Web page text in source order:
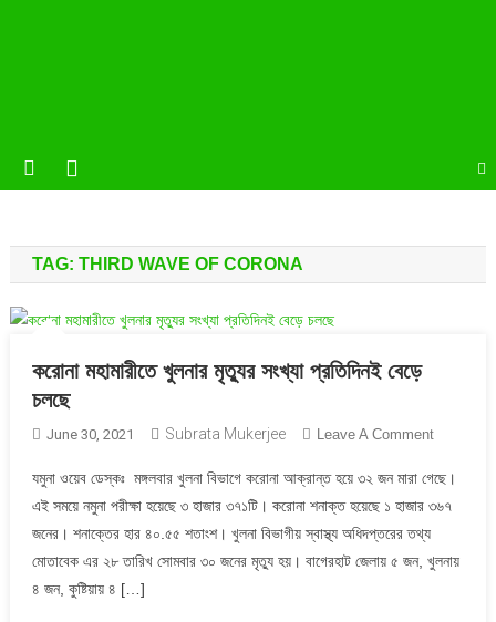
TAG: THIRD WAVE OF CORONA
করোনা মহামারীতে খুলনার মৃত্যুর সংখ্যা প্রতিদিনই বেড়ে
চলছে
June 30, 2021 Subrata Mukerjee Leave A CommentOn
মহামারীতে
খুলনার
সংখ্যা
যমুনা ওয়েব ডেস্কঃ মঙ্গলবার খুলনা বিভাগে করোনা আক্রান্ত হয়ে ৩২ জন মারা গেছে।
এই সময়ে নমুনা পরীক্ষা হয়েছে ৩ হাজার ৩৭১টি। করোনা শনাক্ত হয়েছে ১ হাজার ৩৬৭
জনের। শনাক্তের হার ৪০.৫৫ শতাংশ। খুলনা বিভাগীয় স্বাস্থ্য অধিদপ্তরের তথ্য
মোতাবেক এর ২৮ তারিখ সোমবার ৩০ জনের মৃত্যু হয়। বাগেরহাট জেলায় ৫ জন, খুলনায়
৪ জন, কুষ্টিয়ায় ৪ […]